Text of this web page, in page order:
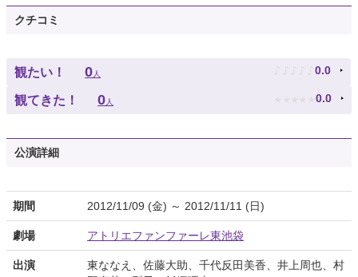
クチコミ
観たい！ 0人 ♪ ♪ ♪ ♪ ♪ 0.0
観てきた！ 0人 ★ ★ ★ ★ ★ 0.0
公演詳細
期間 2012/11/09 (金) ～ 2012/11/11 (日)
劇場 アトリエファンファーレ東池袋
出演
東ななえ、佐藤大助、千代反田美香、井上周也、村